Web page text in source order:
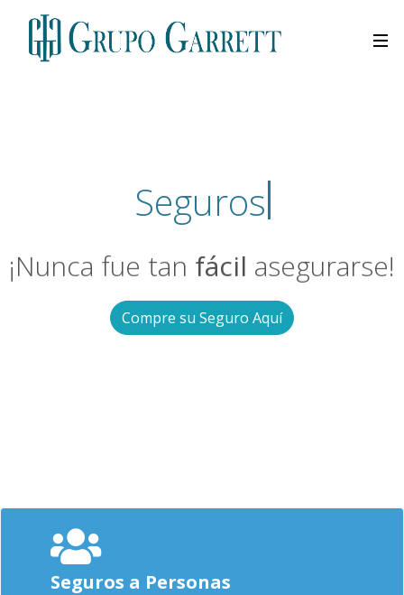
Segu
¡Nunca fue tan fácil asegurarse!
Compre su Seguro Aquí
Seguros a Personas